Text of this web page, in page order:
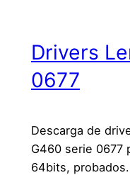
Drivers
0677
Descarga de
G460 serie 0677
64bits,